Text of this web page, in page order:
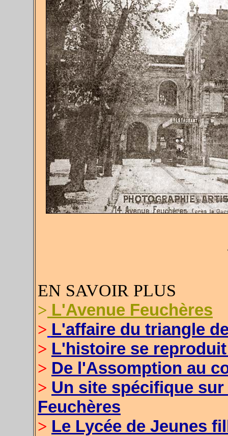
EN SAVOIR PLUS
> L'Avenue Feuchères
> L'affaire du triangle
> L'histoire se
> De l'Assomption au
> Un site spécifique
Feuchères
> Le Lycée de Jeunes